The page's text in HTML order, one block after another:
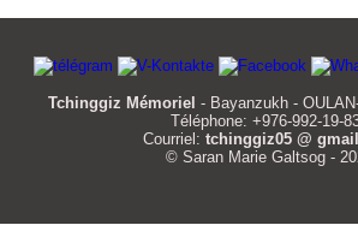
Tchinggiz Mémoriel - Bayanzukh -
Téléphone: +976-992-19-
Courriel: tchinggiz05 @
© Saran Marie Galtsog -